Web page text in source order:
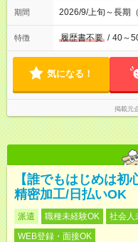
期間 2026/9/上旬～長期
特徴 履歴書不要 / 40～
気になる！
掲載元
【誰でもはじめは
精密加工/日払いOK
派遣 職種未経験OK 社会人
WEB登録・面接OK